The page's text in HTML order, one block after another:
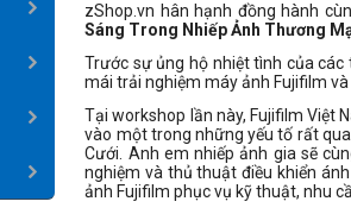
zShop.vn hân hạnh đồng hành
Sáng Trong Nhiếp Ảnh Thương
Trước sự ủng hộ nhiệt tình của
mái trải nghiệm máy ảnh Fujifilm
Tại workshop lần này, Fujifilm Việt
vào một trong những yếu tố rất
Cưới. Anh em nhiếp ảnh gia sẽ
nghiệm và thủ thuật điều khiển
ảnh Fujifilm phục vụ kỹ thuật, nhu